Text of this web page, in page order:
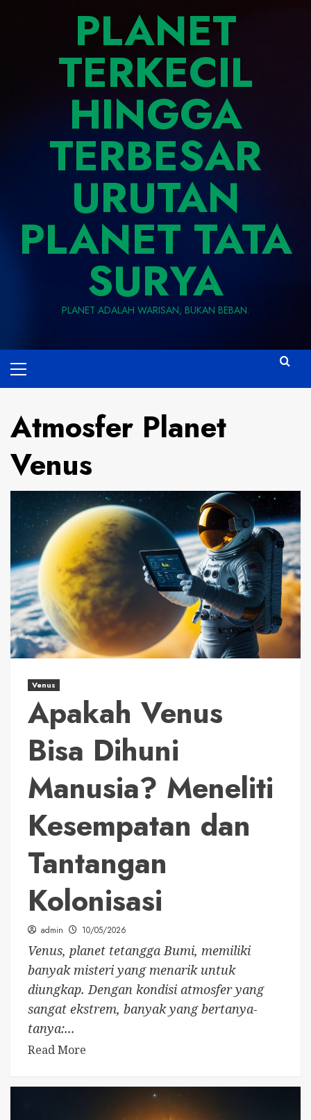
PLANET
TERKECIL
HINGGA
TERBESAR
URUTAN
PLANET TATA
SURYA
PLANET ADALAH WARISAN, BUKAN BEBAN.
Menu
Atmosfer Planet
Venus
Venus
Apakah Venus
Bisa Dihuni
Manusia? Meneliti
Kesempatan dan
Tantangan
Kolonisasi
admin 10/05/2026
Venus, planet tetangga Bumi, memiliki
banyak misteri yang menarik untuk
diungkap. Dengan kondisi atmosfer yang
sangat ekstrem, banyak yang bertanya-
tanya:...
Read More